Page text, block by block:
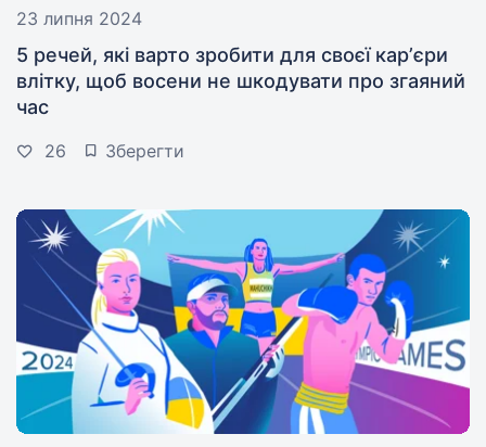
23 липня 2024
5 речей, які варто зробити для своєї карʼєри
влітку, щоб восени не шкодувати про згаяний
час
26 Зберегти